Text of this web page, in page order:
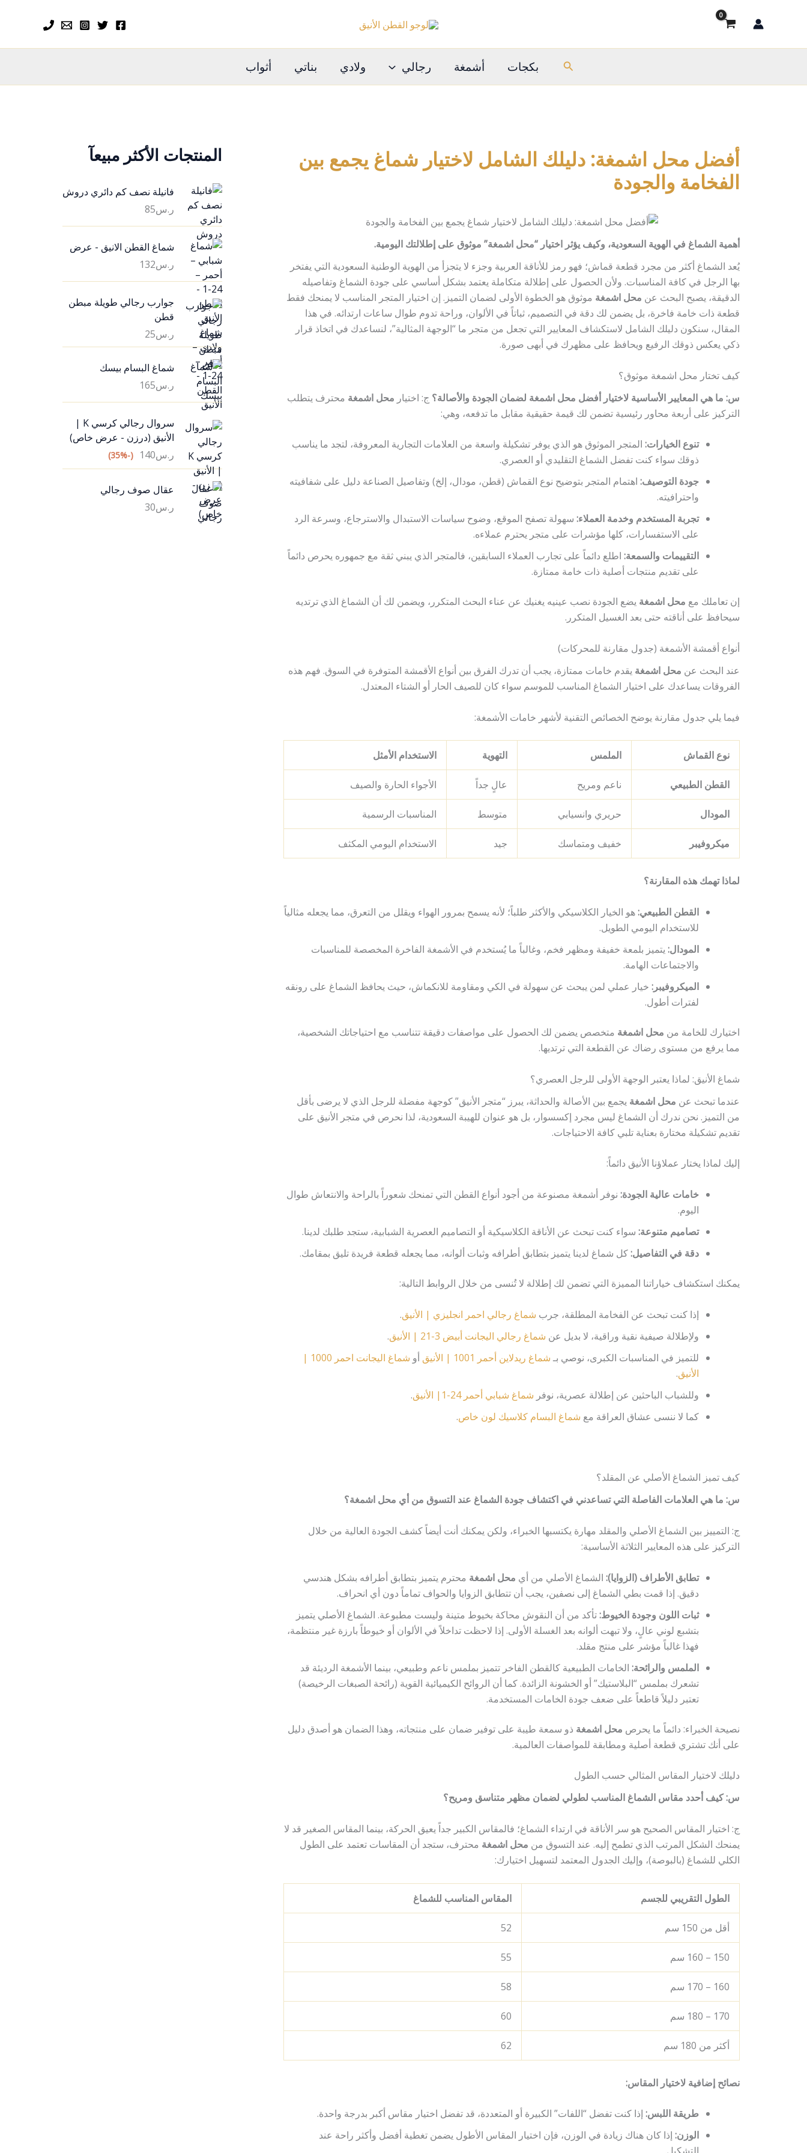
البحث بكجات أشمغة رجالي ولادي بناتي أثواب
أفضل محل اشمغة: دليلك الشامل لاختيار شماغ يجمع بين
الفخامة والجودة
أهمية الشماغ في الهوية السعودية، وكيف يؤثر اختيار “محل اشمغة” موثوق على إطلالتك اليومية.
يُعد الشماغ أكثر من مجرد قطعة قماش؛ فهو رمز للأناقة العربية وجزء لا يتجزأ من الهوية الوطنية السعودية التي يفتخر
بها الرجل في كافة المناسبات. ولأن الحصول على إطلالة متكاملة يعتمد بشكل أساسي على جودة الشماغ وتفاصيله
الدقيقة، يصبح البحث عن محل اشمغة موثوق هو الخطوة الأولى لضمان التميز. إن اختيار المتجر المناسب لا يمنحك فقط
قطعة ذات خامة فاخرة، بل يضمن لك دقة في التصميم، ثباتاً في الألوان، وراحة تدوم طوال ساعات ارتدائه. في هذا
المقال، سنكون دليلك الشامل لاستكشاف المعايير التي تجعل من متجر ما “الوجهة المثالية”، لنساعدك في اتخاذ قرار
ذكي يعكس ذوقك الرفيع ويحافظ على مظهرك في أبهى صورة.
كيف تختار محل اشمغة موثوق؟
س: ما هي المعايير الأساسية لاختيار أفضل محل اشمغة لضمان الجودة والأصالة؟ ج: اختيار محل اشمغة محترف يتطلب
التركيز على أربعة محاور رئيسية تضمن لك قيمة حقيقية مقابل ما تدفعه، وهي:
تنوع الخيارات: المتجر الموثوق هو الذي يوفر تشكيلة واسعة من العلامات التجارية المعروفة، لتجد ما يناسب
ذوقك سواء كنت تفضل الشماغ التقليدي أو العصري.
جودة التوصيف: اهتمام المتجر بتوضيح نوع القماش (قطن، مودال، إلخ) وتفاصيل الصناعة دليل على شفافيته
واحترافيته.
تجربة المستخدم وخدمة العملاء: سهولة تصفح الموقع، وضوح سياسات الاستبدال والاسترجاع، وسرعة الرد
على الاستفسارات، كلها مؤشرات على متجر يحترم عملاءه.
التقييمات والسمعة: اطلع دائماً على تجارب العملاء السابقين، فالمتجر الذي يبني ثقة مع جمهوره يحرص دائماً
على تقديم منتجات أصلية ذات خامة ممتازة.
إن تعاملك مع محل اشمغة يضع الجودة نصب عينيه يغنيك عن عناء البحث المتكرر، ويضمن لك أن الشماغ الذي ترتديه
سيحافظ على أناقته حتى بعد الغسيل المتكرر.
أنواع أقمشة الأشمغة (جدول مقارنة للمحركات)
عند البحث عن محل اشمغة يقدم خامات ممتازة، يجب أن تدرك الفرق بين أنواع الأقمشة المتوفرة في السوق. فهم هذه
الفروقات يساعدك على اختيار الشماغ المناسب للموسم سواء كان للصيف الحار أو الشتاء المعتدل.
فيما يلي جدول مقارنة يوضح الخصائص التقنية لأشهر خامات الأشمغة:
نوع القماش الملمس التهوية الاستخدام الأمثل
القطن الطبيعي ناعم ومريح عالٍ جداً الأجواء الحارة والصيف
المودال حريري وانسيابي متوسط المناسبات الرسمية
ميكروفيبر خفيف ومتماسك جيد الاستخدام اليومي المكثف
لماذا تهمك هذه المقارنة؟
القطن الطبيعي:هو الخيار الكلاسيكي والأكثر طلباً؛ لأنه يسمح بمرور الهواء ويقلل من التعرق، مما يجعله مثالياً
للاستخدام اليومي الطويل.
المودال: يتميز بلمعة خفيفة ومظهر فخم، وغالباً ما يُستخدم في الأشمغة الفاخرة المخصصة للمناسبات
والاجتماعات الهامة.
الميكروفيبر: خيار عملي لمن يبحث عن سهولة في الكي ومقاومة للانكماش، حيث يحافظ الشماغ على رونقه
لفترات أطول.
اختيارك للخامة من محل اشمغة متخصص يضمن لك الحصول على مواصفات دقيقة تتناسب مع احتياجاتك الشخصية،
مما يرفع من مستوى رضاك عن القطعة التي ترتديها.
شماغ الأنيق: لماذا يعتبر الوجهة الأولى للرجل العصري؟
عندما تبحث عن محل اشمغة يجمع بين الأصالة والحداثة، يبرز “متجر الأنيق” كوجهة مفضلة للرجل الذي لا يرضى بأقل
من التميز. نحن ندرك أن الشماغ ليس مجرد إكسسوار، بل هو عنوان للهيبة السعودية، لذا نحرص في متجر الأنيق على
تقديم تشكيلة مختارة بعناية تلبي كافة الاحتياجات.
إليك لماذا يختار عملاؤنا الأنيق دائماً:
خامات عالية الجودة: نوفر أشمغة مصنوعة من أجود أنواع القطن التي تمنحك شعوراً بالراحة والانتعاش طوال
اليوم.
تصاميم متنوعة: سواء كنت تبحث عن الأناقة الكلاسيكية أو التصاميم العصرية الشبابية، ستجد طلبك لدينا.
دقة في التفاصيل:كل شماغ لدينا يتميز بتطابق أطرافه وثبات ألوانه، مما يجعله قطعة فريدة تليق بمقامك.
يمكنك استكشاف خياراتنا المميزة التي تضمن لك إطلالة لا تُنسى من خلال الروابط التالية:
إذا كنت تبحث عن الفخامة المطلقة، جرب شماغ رجالي احمر انجليزي | الأنيق.
ولإطلالة صيفية نقية وراقية، لا بديل عن شماغ رجالي اليجانت أبيض 3-21 | الأنيق
.
للتميز في المناسبات الكبرى، نوصي بـ شماغ ريدلاين أحمر 1001 | الأنيق أو
شماغ اليجانت احمر 1000 |
الأنيق.
وللشباب الباحثين عن إطلالة عصرية، نوفر شماغ شبابي أحمر 24-1| الأنيق
.
كما لا ننسى عشاق العراقة مع شماغ البسام كلاسيك لون خاص.
كيف تميز الشماغ الأصلي عن المقلد؟
س: ما هي العلامات الفاصلة التي تساعدني في اكتشاف جودة الشماغ عند التسوق من أي محل اشمغة؟
ج: التمييز بين الشماغ الأصلي والمقلد مهارة يكتسبها الخبراء، ولكن يمكنك أنت أيضاً كشف الجودة العالية من خلال
التركيز على هذه المعايير الثلاثة الأساسية:
تطابق الأطراف (الزوايا): الشماغ الأصلي من أي محل اشمغة محترم يتميز بتطابق أطرافه بشكل هندسي
دقيق. إذا قمت بطي الشماغ إلى نصفين، يجب أن تتطابق الزوايا والحواف تماماً دون أي انحراف.
ثبات اللون وجودة الخيوط:تأكد من أن النقوش محاكة بخيوط متينة وليست مطبوعة. الشماغ الأصلي يتميز
بتشبع لوني عالٍ، ولا تبهت ألوانه بعد الغسلة الأولى. إذا لاحظت تداخلاً في الألوان أو خيوطاً بارزة غير منتظمة،
فهذا غالباً مؤشر على منتج مقلد.
الملمس والرائحة: الخامات الطبيعية كالقطن الفاخر تتميز بملمس ناعم وطبيعي، بينما الأشمغة الرديئة قد
تشعرك بملمس “البلاستيك” أو الخشونة الزائدة. كما أن الروائح الكيميائية القوية (رائحة الصبغات الرخيصة)
تعتبر دليلاً قاطعاً على ضعف جودة الخامات المستخدمة.
نصيحة الخبراء: دائماً ما يحرص محل اشمغة ذو سمعة طيبة على توفير ضمان على منتجاته، وهذا الضمان هو أصدق دليل
على أنك تشتري قطعة أصلية ومطابقة للمواصفات العالمية.
دليلك لاختيار المقاس المثالي حسب الطول
س: كيف أحدد مقاس الشماغ المناسب لطولي لضمان مظهر متناسق ومريح؟
ج: اختيار المقاس الصحيح هو سر الأناقة في ارتداء الشماغ؛ فالمقاس الكبير جداً يعيق الحركة، بينما المقاس الصغير قد لا
يمنحك الشكل المرتب الذي تطمح إليه. عند التسوق من محل اشمغة محترف، ستجد أن المقاسات تعتمد على الطول
الكلي للشماغ (بالبوصة)، وإليك الجدول المعتمد لتسهيل اختيارك:
الطول التقريبي للجسم المقاس المناسب للشماغ
أقل من 150 سم 52
150 – 160 سم 55
160 – 170 سم 58
170 – 180 سم 60
أكثر من 180 سم 62
نصائح إضافية لاختيار المقاس:
طريقة اللبس: إذا كنت تفضل “اللفات” الكبيرة أو المتعددة، قد تفضل اختيار مقاس أكبر بدرجة واحدة.
الوزن: إذا كان هناك زيادة في الوزن، فإن اختيار المقاس الأطول يضمن تغطية أفضل وأكثر راحة عند
المنتجات الأكثر مبيعآ
فانيلة نصف كم دائري دروش
ر.س85
شماغ القطن الانيق - عرض
ر.س132
جوارب رجالي طويلة مبطن
قطن
ر.س25
شماغ البسام بيسك
ر.س165
سروال رجالي كرسي K |
الأنيق (درزن - عرض خاص)
ر.س140
(-35%)
عقال صوف رجالي
ر.س30